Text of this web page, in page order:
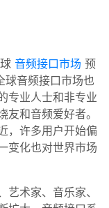
音频接口市场 预
球音频接口市场也
专业人士和非专业
和音频爱好者。
，许多用户开始偏
变化也对世界市场
术家、音乐家、